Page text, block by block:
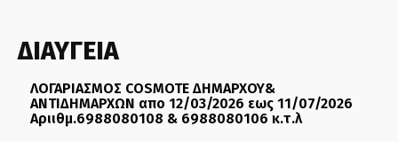
ΔΙΑΥΓΕΙΑ
ΛΟΓΑΡΙΑΣΜΟΣ COSMOTE ΔΗΜΑΡΧΟΥ&
ΑΝΤΙΔΗΜΑΡΧΩΝ απο 12/03/2026 εως 11/07/2026
Αριιθμ.6988080108 & 6988080106 κ.τ.λ